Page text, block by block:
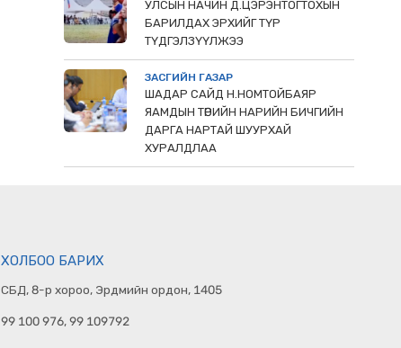
УЛСЫН НАЧИН Д.ЦЭРЭНТОГТОХЫН
БАРИЛДАХ ЭРХИЙГ ТҮР
ТҮДГЭЛЗҮҮЛЖЭЭ
ЗАСГИЙН ГАЗАР
ШАДАР САЙД Н.НОМТОЙБАЯР
ЯАМДЫН ТӨРИЙН НАРИЙН БИЧГИЙН
ДАРГА НАРТАЙ ШУУРХАЙ
ХУРАЛДЛАА
ХОЛБОО БАРИХ
СБД, 8-р хороо, Эрдмийн ордон, 1405
99 100 976, 99 109792